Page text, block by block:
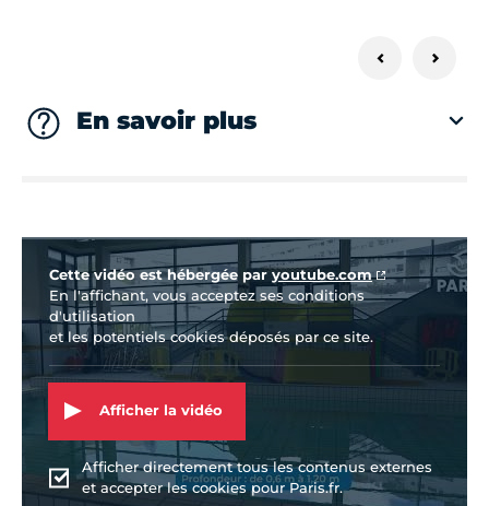
En savoir plus
Vidéo Youtube
Cette vidéo est hébergée paryoutube.com
En l'affichant, vous acceptez ses conditions
d'utilisation
et les potentiels cookies déposés par ce site.
Afficher la vidéo
Afficher directement tous les contenus externes
et accepter les cookies pour Paris.fr.